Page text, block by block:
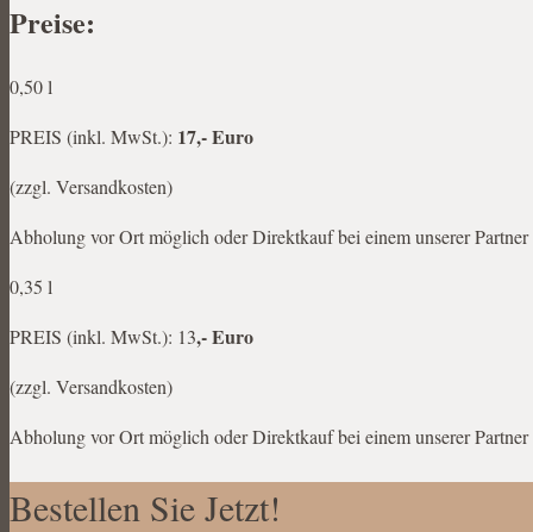
Preise:
0,50 l
PREIS (inkl. MwSt.): 17,- Euro
(zzgl. Versandkosten)
Abholung vor Ort möglich oder Direktkauf bei einem unserer
0,35 l
PREIS (inkl. MwSt.): 13,- Euro
(zzgl. Versandkosten)
Abholung vor Ort möglich oder Direktkauf bei einem unserer
Bestellen Sie Jetzt!